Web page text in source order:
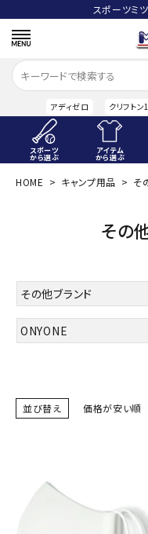
スポーツミ
アディゼロ クリフトン
スポーツ
から選ぶ
アイテム
から選ぶ
ACCOUNT MENU
person
スポーツから選ぶ
アイテムから選ぶ
SALE品はこちら
ご利用ガイド
HOME キャンプ用品 そ
その
その他ブランド
ONYONE
並び替え 価格が安い順